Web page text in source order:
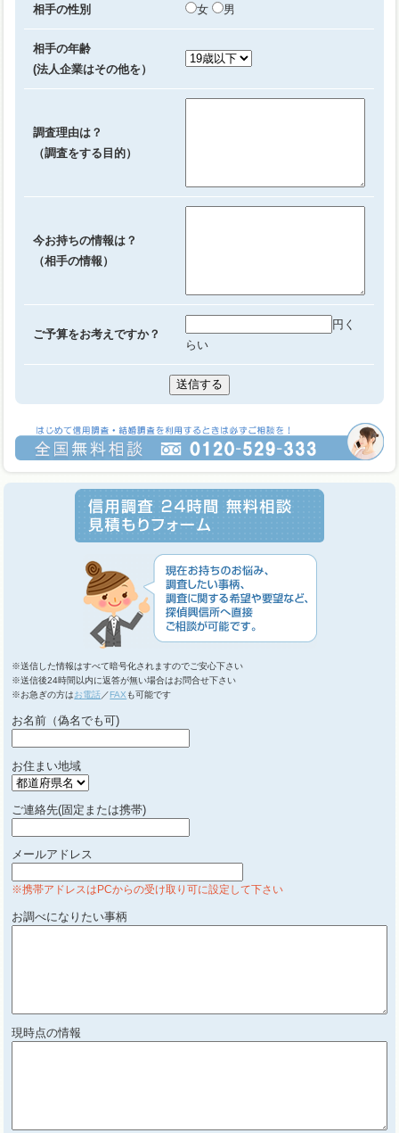
相手の性別 女 男
相手の年齢
(法人企業はその他を）
調査理由は？
（調査をする目的）
今お持ちの情報は？
（相手の情報）
ご予算をお考えですか？
円く
らい
※送信した情報はすべて暗号化されますのでご安心下さい
※送信後24時間以内に返答が無い場合はお問合せ下さい
※お急ぎの方はお電話／FAX も可能です
お名前（偽名でも可)
お住まい地域
ご連絡先(固定または携帯)
メールアドレス
※携帯アドレスはPCからの受け取り可に設定して下さい
お調べになりたい事柄
現時点の情報